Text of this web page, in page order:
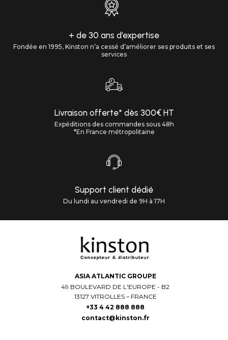
+ de 30 ans d’expertise
Fondée en 1995, Kinston n’a cessé d’améliorer ses produits et ses
services
Livraison offerte* dès 300€ HT
Expéditions des commandes sous 48h
*En France métropolitaine
Support client dédié
Du lundi au vendredi de 9H à 17H
ASIA ATLANTIC GROUPE
49 BOULEVARD DE L'EUROPE - B2
13127 VITROLLES – FRANCE
+33 4 42 888 888
contact@kinston.fr